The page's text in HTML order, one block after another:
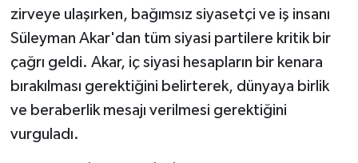
zirveye ulaşırken, bağımsız siyasetçi ve iş insanı
Süleyman Akar'dan tüm siyasi partilere kritik bir
çağrı geldi. Akar, iç siyasi hesapların bir kenara
bırakılması gerektiğini belirterek, dünyaya birlik
ve beraberlik mesajı verilmesi gerektiğini
vurguladı.